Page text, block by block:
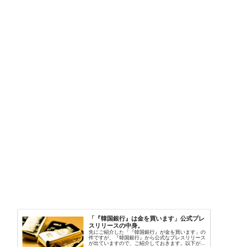
「『韓国銀行』は金を買います」公式プレ
スリリースの中身。
先にご紹介した「『韓国銀行』が金を買います」の
件ですが、『韓国銀行』から公式なプレスリリース
が出ていますので、ご紹介しておきます。以下が全